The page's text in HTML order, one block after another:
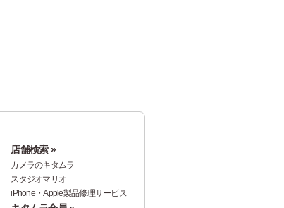
店舗検索 »
カメラのキタムラ
スタジオマリオ
iPhone・Apple製品修理サービス